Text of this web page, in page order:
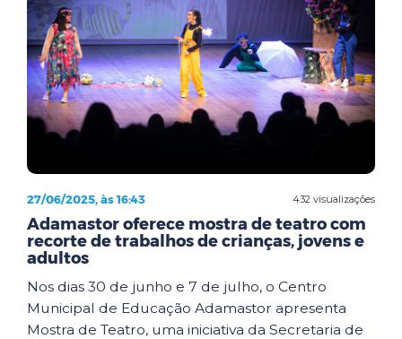
432 visualizações
27/06/2025, às 16:43
Adamastor oferece mostra de teatro com
recorte de trabalhos de crianças, jovens e
adultos
Nos dias 30 de junho e 7 de julho, o Centro
Municipal de Educação Adamastor apresenta
Mostra de Teatro, uma iniciativa da Secretaria de